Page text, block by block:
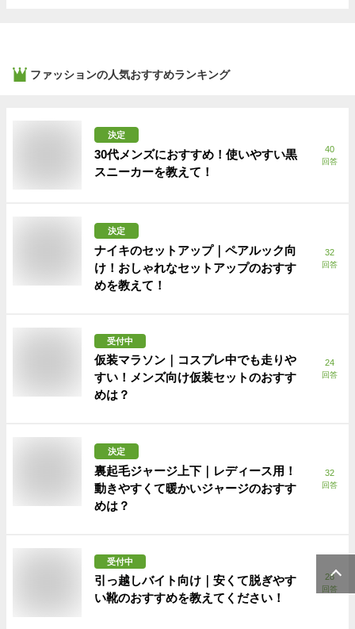
ファッションの人気おすすめランキング
決定
30代メンズにおすすめ！使いやすい黒
スニーカーを教えて！
40
回答
決定
ナイキのセットアップ｜ペアルック向
け！おしゃれなセットアップのおすす
めを教えて！
32
回答
受付中
仮装マラソン｜コスプレ中でも走りや
すい！メンズ向け仮装セットのおすす
めは？
24
回答
決定
裏起毛ジャージ上下｜レディース用！
動きやすくて暖かいジャージのおすす
めは？
32
回答
受付中
引っ越しバイト向け｜安くて脱ぎやす
い靴のおすすめを教えてください！
28
回答